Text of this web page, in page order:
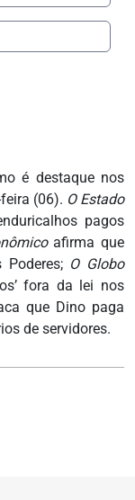
é destaque nos
(06). O Estado
pagos
afirma que
Poderes; O Globo
fora da lei nos
que Dino paga
de servidores.